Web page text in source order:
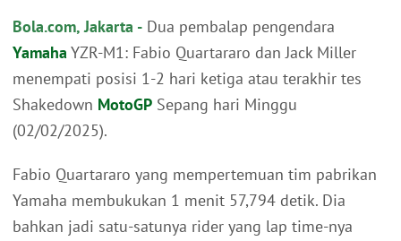
Bola.com, Jakarta - Dua pembalap pengendara
Yamaha YZR-M1: Fabio Quartararo dan Jack Miller
menempati posisi 1-2 hari ketiga atau terakhir tes
Shakedown MotoGP Sepang hari Minggu
(02/02/2025).
Fabio Quartararo yang mempertemuan tim pabrikan
Yamaha membukukan 1 menit 57,794 detik. Dia
bahkan jadi satu-satunya rider yang lap time-nya